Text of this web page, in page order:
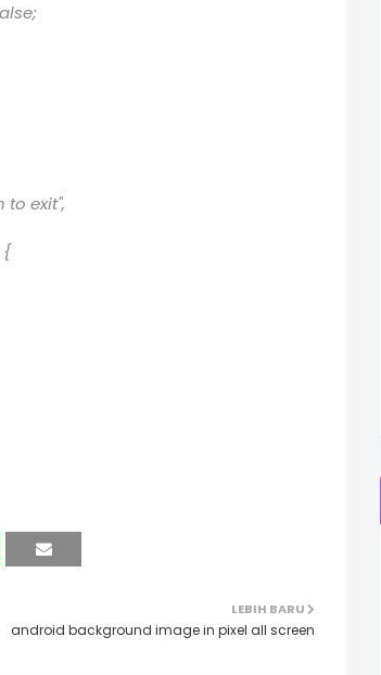
to exit",
{
LEBIH BARU
android background image in pixel all screen